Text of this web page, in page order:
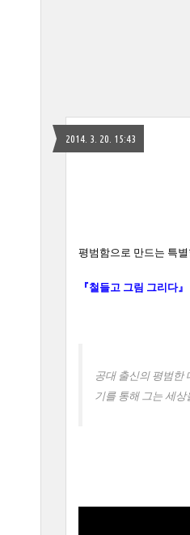
2014. 3. 20. 15:43
평범함으로 만드는 특별
『철들고 그림 그리다』
공대 출신의 평범한
기를 통해 그는 세